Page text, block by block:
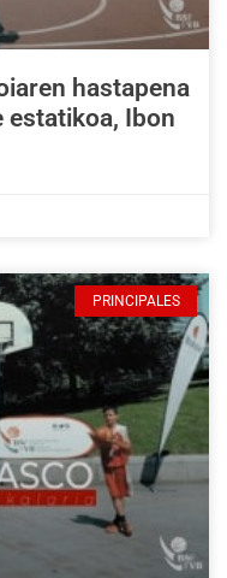
hastapena
estatikoa, Ibon
PRINCIPALES